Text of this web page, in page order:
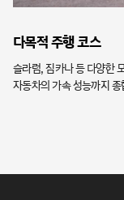
다목적 주행 코스
슬라럼, 짐카나 등 다양한
자동차의 가속 성능까지